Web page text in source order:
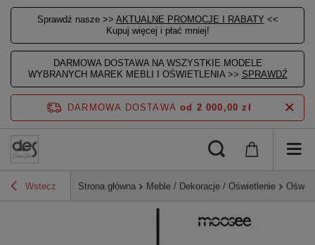
Sprawdź nasze >> AKTUALNE PROMOCJE I RABATY <<
Kupuj więcej i płać mniej!
DARMOWA DOSTAWA NA WSZYSTKIE MODELE
WYBRANYCH MAREK MEBLI I OŚWIETLENIA >> SPRAWDŹ
DARMOWA DOSTAWA od 2 000,00 zł
Wstecz Strona główna Meble / Dekoracje / Oświetlenie